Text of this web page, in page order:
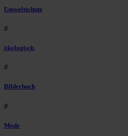
Umweltschutz
#
ökologisch
#
Bilderbuch
#
Mode